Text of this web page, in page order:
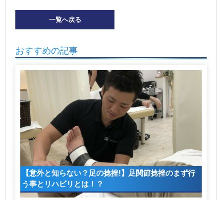
一覧へ戻る
おすすめの記事
【意外と知らない？足の捻挫!】足関節捻挫のまず行
う事とリハビリとは！？